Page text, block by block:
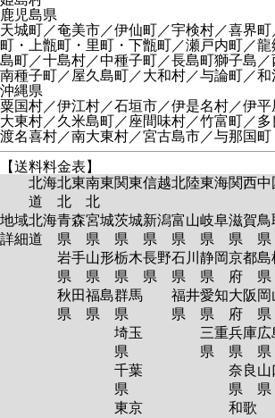
鹿児島県
天城町／奄美市／伊仙町／宇検村／喜界
町・上甑町・里町・下甑町／瀬戸内町／
島町／十島村／中種子町／長島町獅子島
南種子町／屋久島町／大和村／与論町／和
沖縄県
粟国村／伊江村／石垣市／伊是名村／伊
大東村／久米島町／座間味村／竹富町／
渡名喜村／南大東村／宮古島市／与那国町
【送料料金表】
北海
道
北東
北
南東
北
関東信越北陸東海関西中
地域
詳細
北海
道
青森
県
岩手
県
秋田
県
宮城
県
山形
県
福島
県
茨城
県
栃木
県
群馬
県
埼玉
県
千葉
県
東京
新潟
県
長野
県
富山
県
石川
県
福井
県
岐阜
県
静岡
県
愛知
県
三重
県
滋賀
県
京都
府
大阪
府
兵庫
県
奈良
県
和歌
鳥
島
岡
広
山